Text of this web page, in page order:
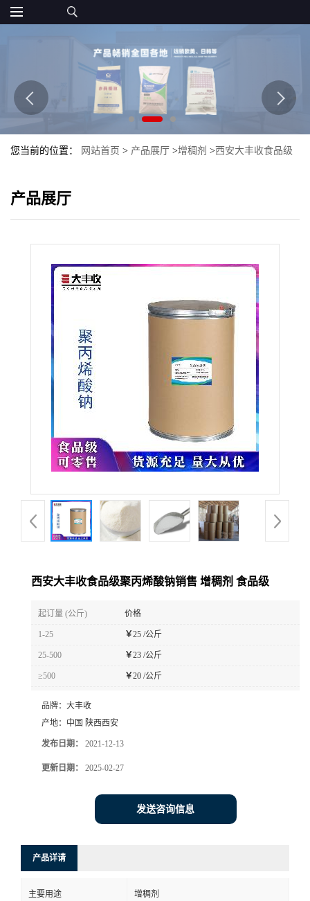
您当前的位置： 网站首页 > 产品展厅 >增稠剂 >西安大丰收食品级
产品展厅
西安大丰收食品级聚丙烯酸钠销售 增稠剂 食品级
起订量 (公斤) 价格
1-25 ￥25 /公斤
25-500 ￥23 /公斤
≥500 ￥20 /公斤
品牌： 大丰收
产地： 中国 陕西西安
发布日期： 2021-12-13
更新日期： 2025-02-27
发送咨询信息
产品详请
主要用途 增稠剂